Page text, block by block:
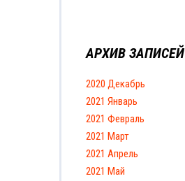
АРХИВ ЗАПИСЕЙ
2020 Декабрь
2021 Январь
2021 Февраль
2021 Март
2021 Апрель
2021 Май